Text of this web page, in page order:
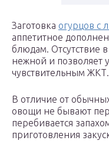
Заготовка огурцов с
аппетитное
блюдам. Отсутствие в
нежной и позволяет
чувствительным ЖКТ.
В отличие от
овощи не бывают
перебивается
приготовления